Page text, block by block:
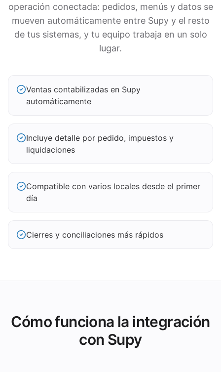
operación conectada: pedidos, menús y datos se
mueven automáticamente entre Supy y el resto
de tus sistemas, y tu equipo trabaja en un solo
lugar.
Ventas contabilizadas en Supy
automáticamente
Incluye detalle por pedido, impuestos y
liquidaciones
Compatible con varios locales desde el primer
día
Cierres y conciliaciones más rápidos
Cómo funciona la integración
con Supy